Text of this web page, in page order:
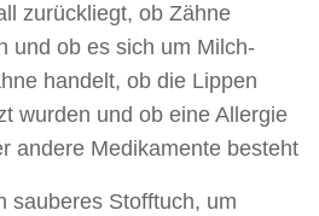
zurückliegt, ob Zähne
und ob es sich um Milch-
handelt, ob die Lippen
wurden und ob eine Allergie
andere Medikamente besteht
sauberes Stofftuch, um